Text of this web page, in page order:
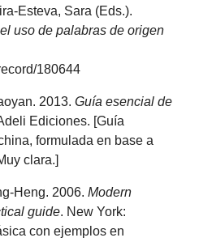
Esteva, Sara (Eds.).
uso de palabras de origen
180644
2013.Guía esencial de
Ediciones. [Guía
formulada en base a
clara.]
Heng. 2006.Modern
guide. New York:
con ejemplos en